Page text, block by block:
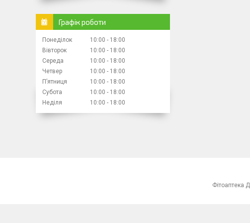
Графік роботи
Понеділок 10:00
18:00
Вівторок
10:00
18:00
Середа
10:00
18:00
Четвер
10:00
18:00
Пʼятниця
10:00
18:00
Субота
10:00
18:00
Неділя
10:00 18:00